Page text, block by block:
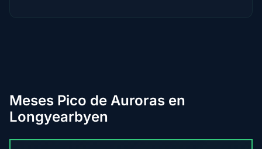
Meses Pico de Auroras en
Longyearbyen